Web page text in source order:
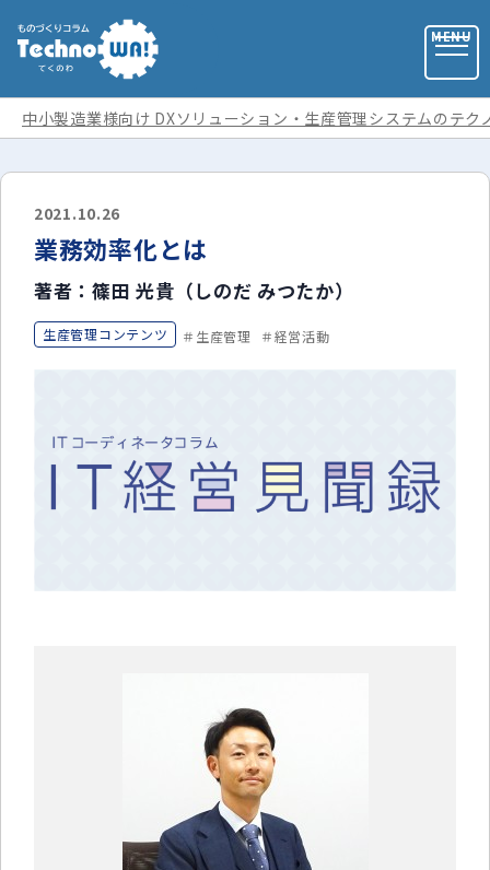
お役立ち資料
運営会社
全ての記事
中小企業診断士コラム
セミナーアーカイブ
用語集
中小製造業様向け DXソリューション・生産管理システムのテク
2021.10.26
業務効率化とは
著者：篠田 光貴（しのだ みつたか）
生産管理コンテンツ 生産管理 経営活動